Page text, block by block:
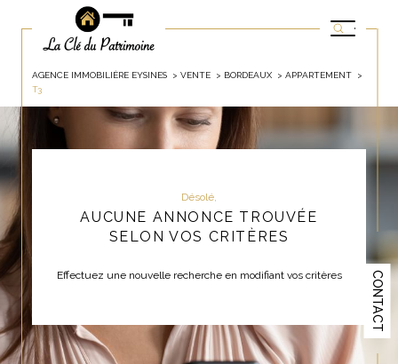
CONTACT
AGENCE IMMOBILIÈRE EYSINES VENTE BORDEAUX
APPARTEMENT
T3
Désolé,
AUCUNE ANNONCE TROUVÉE
SELON VOS CRITÈRES
Effectuez une nouvelle recherche en modifiant vos critères